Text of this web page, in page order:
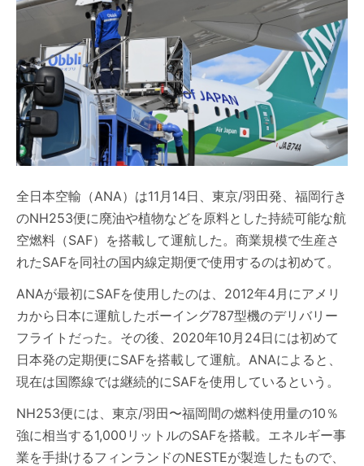
全日本空輸（ANA）は11月14日、東京/羽田発、福岡行き
のNH253便に廃油や植物などを原料とした持続可能な航
空燃料（SAF）を搭載して運航した。商業規模で生産さ
れたSAFを同社の国内線定期便で使用するのは初めて。
ANAが最初にSAFを使用したのは、2012年4月にアメリ
カから日本に運航したボーイング787型機のデリバリー
フライトだった。その後、2020年10月24日には初めて
日本発の定期便にSAFを搭載して運航。ANAによると、
現在は国際線では継続的にSAFを使用しているという。
NH253便には、東京/羽田〜福岡間の燃料使用量の10％
強に相当する1,000リットルのSAFを搭載。エネルギー事
業を手掛けるフィンランドのNESTEが製造したもので、